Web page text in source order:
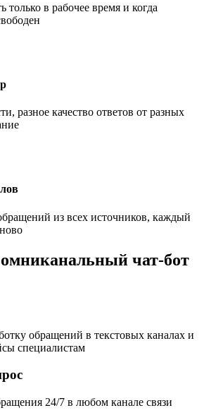
в рабочее время и когда
разное качество ответов от разных
из всех источников, каждый
чат-бот
обращений в текстовых каналах и
специалистам
24/7 в любом канале связи